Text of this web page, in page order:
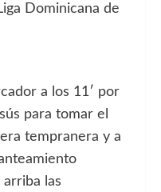
Dominicana de
a los 11′ por
para tomar el
tempranera y a
las